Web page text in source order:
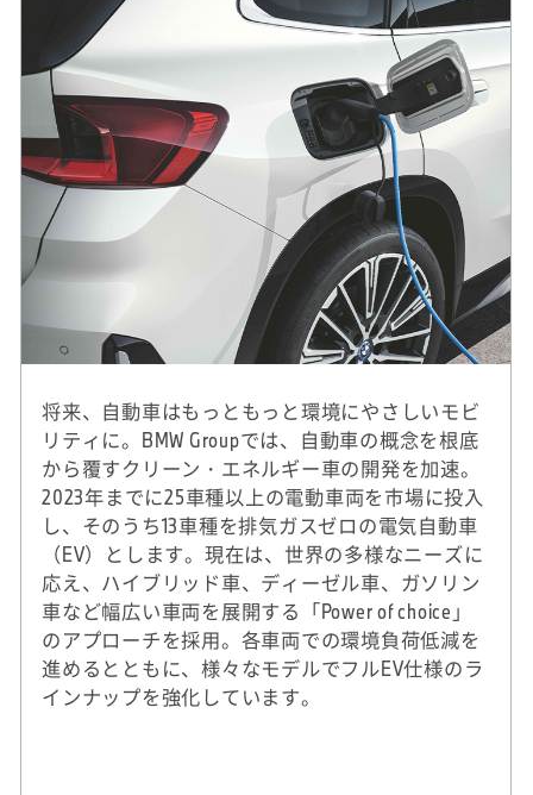
将来、自動車はもっともっと環境にやさしいモビ
リティに。BMW Groupでは、自動車の概念を根底
から覆すクリーン・エネルギー車の開発を加速。
2023年までに25車種以上の電動車両を市場に投入
し、そのうち13車種を排気ガスゼロの電気自動車
（EV）とします。現在は、世界の多様なニーズに
応え、ハイブリッド車、ディーゼル車、ガソリン
車など幅広い車両を展開する「Power of choice」
のアプローチを採用。各車両での環境負荷低減を
進めるとともに、様々なモデルでフルEV仕様のラ
インナップを強化しています。